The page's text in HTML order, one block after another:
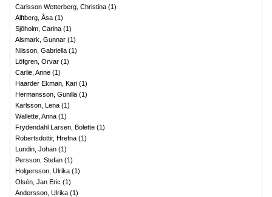
Carlsson Wetterberg, Christina (1)
Alftberg, Åsa (1)
Sjöholm, Carina (1)
Alsmark, Gunnar (1)
Nilsson, Gabriella (1)
Löfgren, Orvar (1)
Carlie, Anne (1)
Haarder Ekman, Kari (1)
Hermansson, Gunilla (1)
Karlsson, Lena (1)
Wallette, Anna (1)
Frydendahl Larsen, Bolette (1)
Robertsdottir, Hrefna (1)
Lundin, Johan (1)
Persson, Stefan (1)
Holgersson, Ulrika (1)
Olsén, Jan Eric (1)
Andersson, Ulrika (1)